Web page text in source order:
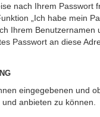
nach Ihrem Passwort
„Ich habe mein
Ihrem Benutzernamen
Passwort an diese
eingegebenen und
anbieten zu können.